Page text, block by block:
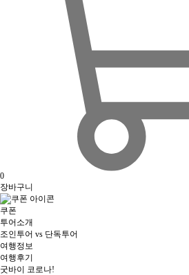
0
장바구니
쿠폰
투어소개
조인투어 vs 단독투어
여행정보
여행후기
굿바이 코로나!